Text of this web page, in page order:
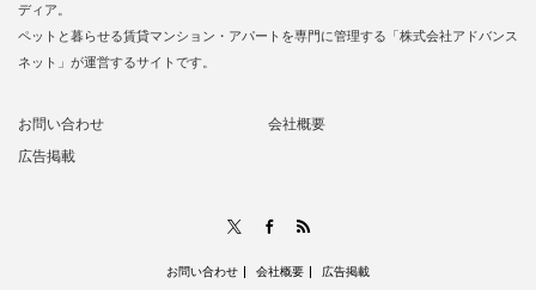
ディア。
ペットと暮らせる賃貸マンション・アパートを専門に管理する「株式会社アドバンス
ネット」が運営するサイトです。
お問い合わせ
会社概要
広告掲載
Facebook
お問い合わせ 会社概要 広告掲載